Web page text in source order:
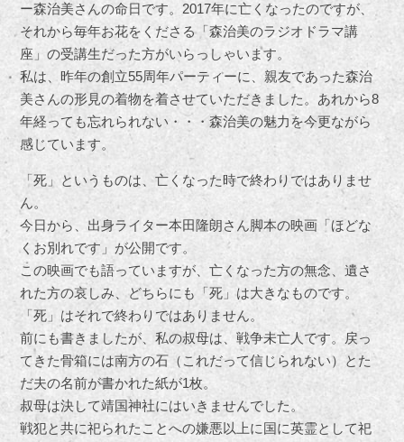
ー森治美さんの命日です。2017年に亡くなったのですが、
それから毎年お花をくださる「森治美のラジオドラマ講
座」の受講生だった方がいらっしゃいます。
私は、昨年の創立55周年パーティーに、親友であった森治
美さんの形見の着物を着させていただきました。あれから8
年経っても忘れられない・・・森治美の魅力を今更ながら
感じています。
「死」というものは、亡くなった時で終わりではありませ
ん。
今日から、出身ライター本田隆朗さん脚本の映画「ほどな
くお別れです」が公開です。
この映画でも語っていますが、亡くなった方の無念、遺さ
れた方の哀しみ、どちらにも「死」は大きなものです。
「死」はそれで終わりではありません。
前にも書きましたが、私の叔母は、戦争未亡人です。戻っ
てきた骨箱には南方の石（これだって信じられない）とた
だ夫の名前が書かれた紙が1枚。
叔母は決して靖国神社にはいきませんでした。
戦犯と共に祀られたことへの嫌悪以上に国に英霊として祀